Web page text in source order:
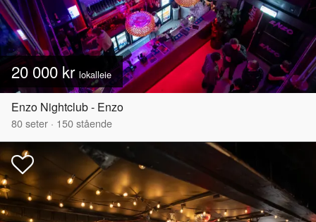
20 000 kr lokalleie
Enzo Nightclub - Enzo
80seter · 150stående